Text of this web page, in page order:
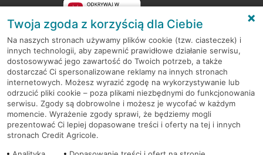
RODO
Regulamin serwisu
Mapa serwisu
PolitykaCookies
Twoja zgoda z korzyścią dla Ciebie
Na naszych stronach używamy plików cookie (tzw. ciasteczek) i
innych technologii, aby zapewnić prawidłowe działanie serwisu,
dostosowywać jego zawartość do Twoich potrzeb, a także
dostarczać Ci spersonalizowane reklamy na innych stronach
internetowych. Możesz wyrazić zgodę na wykorzystywanie lub
odrzucić pliki cookie – poza plikami niezbędnymi do funkcjonowania
serwisu. Zgody są dobrowolne i możesz je wycofać w każdym
momencie. Wyrażenie zgody sprawi, że będziemy mogli
prezentować Ci lepiej dopasowane treści i oferty na tej i innych
stronach Credit Agricole.